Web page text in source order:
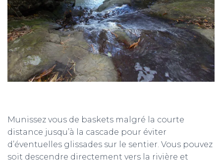
Munissez vous de baskets malgré la courte
distance jusqu’à la cascade pour éviter
d’éventuelles glissades sur le sentier. Vous pouvez
soit descendre directement vers la rivière et